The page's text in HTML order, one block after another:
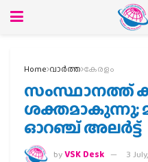
Home വാര്‍ത്ത കേരളം
സംസ്ഥാനത്ത്
ശക്തമാകുന്നു;
ഓറഞ്ച് അലർട്ട്
byVSK Desk 3